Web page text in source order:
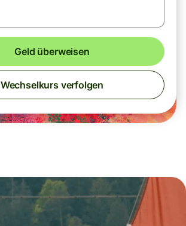
Geld überweisen
Wechselkurs verfolgen